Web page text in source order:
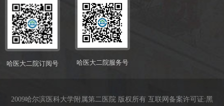
哈医大二院订阅号 哈医大二院服务号
2009哈尔滨医科大学附属第二医院 版权所有 互联网备案许可证:黑